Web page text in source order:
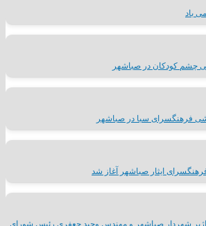
باد
چشم کودکان در صباشهر
فرهنگسرای سبا در صباشهر
ایثار صباشهر آغاز شد
شهردار صباشهر و مهندس وحید جعفری رئیس شورای